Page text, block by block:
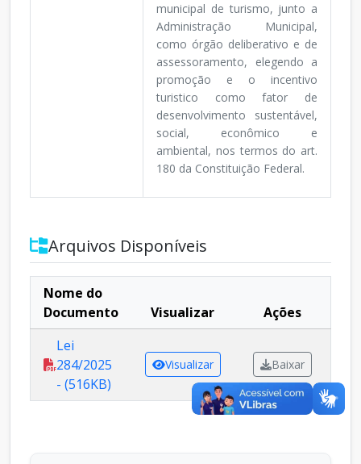
municipal de turismo, junto a
Administração Municipal,
como órgão deliberativo e de
assessoramento, elegendo a
promoção e o incentivo
turistico como fator de
desenvolvimento sustentável,
social, econômico e
ambiental, nos termos do art.
180 da Constituição Federal.
Arquivos Disponíveis
Nome do
Documento
Visualizar
Ações
Lei
284/2025
- (516KB)
Visualizar Baixar